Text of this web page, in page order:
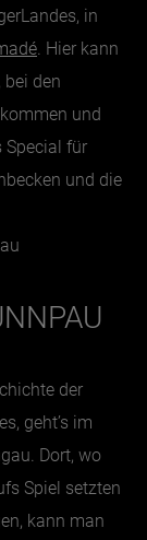
in
. Hier kann
den
und
Special für
und die
der
geht’s im
Dort, wo
Spiel setzten
kann man